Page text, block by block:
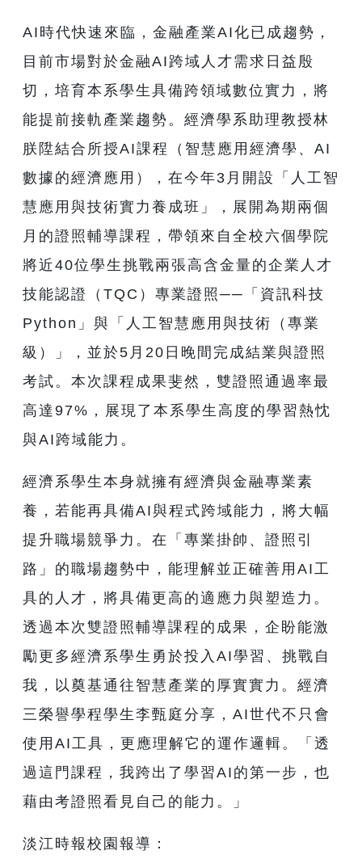
AI時代快速來臨，金融產業AI化已成趨勢，
目前市場對於金融AI跨域人才需求日益殷
切，培育本系學生具備跨領域數位實力，將
能提前接軌產業趨勢。經濟學系助理教授林
朕陞結合所授AI課程（智慧應用經濟學、AI
數據的經濟應用），在今年3月開設「人工智
慧應用與技術實力養成班」，展開為期兩個
月的證照輔導課程，帶領來自全校六個學院
將近40位學生挑戰兩張高含金量的企業人才
技能認證（TQC）專業證照──「資訊科技
Python」與「人工智慧應用與技術（專業
級）」，並於5月20日晚間完成結業與證照
考試。本次課程成果斐然，雙證照通過率最
高達97%，展現了本系學生高度的學習熱忱
與AI跨域能力。
經濟系學生本身就擁有經濟與金融專業素
養，若能再具備AI與程式跨域能力，將大幅
提升職場競爭力。在「專業掛帥、證照引
路」的職場趨勢中，能理解並正確善用AI工
具的人才，將具備更高的適應力與塑造力。
透過本次雙證照輔導課程的成果，企盼能激
勵更多經濟系學生勇於投入AI學習、挑戰自
我，以奠基通往智慧產業的厚實實力。經濟
三榮譽學程學生李甄庭分享，AI世代不只會
使用AI工具，更應理解它的運作邏輯。「透
過這門課程，我跨出了學習AI的第一步，也
藉由考證照看見自己的能力。」
淡江時報校園報導：